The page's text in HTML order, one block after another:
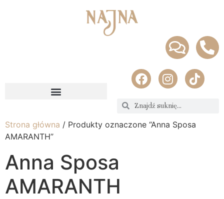
Strona główna / Produkty oznaczone “Anna Sposa
AMARANTH”
Anna Sposa
AMARANTH